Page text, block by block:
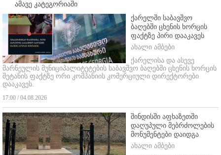
ამავე კატეგორიაში
ქარელში საბავშვო
ბაღებში ცხენის ხორცის
ფაქტზე პირი დააკავეს
ახალი ამბები
ქარელისა და ასევე
მარნეულის მუნიციპალიტეტების საბავშვო ბაღებში ცხენის ხორცის
შეტანის ფაქტზე ორი კომპანიის კომერციული დირექტორები
დააკავეს.
17:00 / 04.08.2026
შინდისში აფხაზეთში
დაღუპული მებრძოლების
მონუმენტები დაიდგა
ახალი ამბები